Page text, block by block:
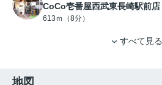
CoCo壱番屋西武東長崎駅前店
613ｍ（8分）
すべて見る
地図